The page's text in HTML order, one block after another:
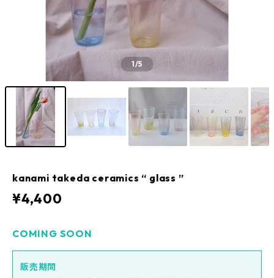
1/5
kanami takeda ceramics “ glass ”
¥4,400
COMING SOON
販売期間